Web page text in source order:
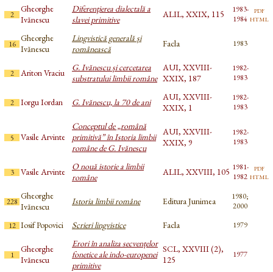
2
Gheorghe
Ivănescu
Diferenţierea dialectală a
slavei primitive
ALIL, XXIX, 115
1983-
1984
pdf
html
16
Gheorghe
Ivănescu
Lingvistică generală și
românească
Facla 1983
2 Ariton Vraciu
G. Ivănescu și cercetarea
substratului limbii române
AUI, XXVIII-
XXIX, 187
1982-
1983
2 Iorgu Iordan G. Ivănescu, la 70 de ani
AUI, XXVIII-
XXIX, 1
1982-
1983
5 Vasile Arvinte
Conceptul de „română
primitivă” în Istoria limbii
române de G. Ivănescu
AUI, XXVIII-
XXIX, 9
1982-
1983
3 Vasile Arvinte
O nouă istorie a limbii
române
ALIL, XXVIII, 105 1981-
1982
pdf
html
228
Gheorghe
Ivănescu
Istoria limbii române Editura Junimea
1980;
2000
12 Iosif Popovici Scrieri lingvistice Facla 1979
1
Gheorghe
Ivănescu
Erori în analiza secvențelor
fonetice ale indo-europenei
primitive
SCL, XXVIII (2),
125
1977